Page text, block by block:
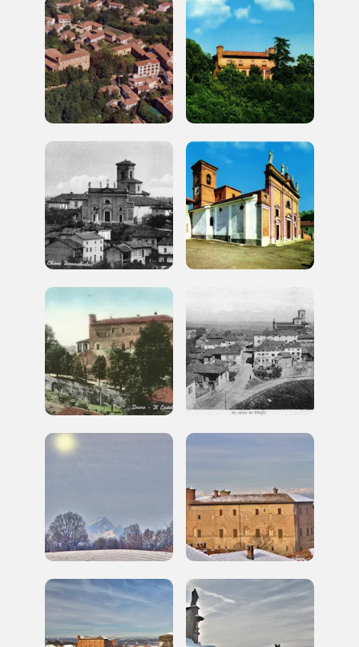
Regalati 365 giorni di arte e cultura nell'Italia
più bella, risparmiando.
ISCRIVITI AL FAI
Scopri tutte le opportunità riservate agli iscritti
Ingresso gratuito
nei Beni FAI tutto l'anno
Gratis
Museo
Sansevero
Napoli
Palazzo Strozzi
Gallerie
Milano
Tutto questo non
sarebbe possibile
senza di te